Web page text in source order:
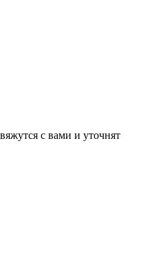
с вами и уточнят